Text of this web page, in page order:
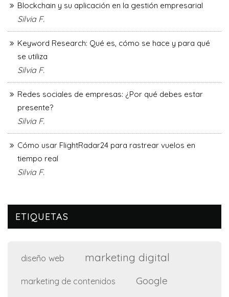
Blockchain y su aplicación en la gestión empresarial
Silvia F.
Keyword Research: Qué es, cómo se hace y para qué
se utiliza
Silvia F.
Redes sociales de empresas: ¿Por qué debes estar
presente?
Silvia F.
Cómo usar FlightRadar24 para rastrear vuelos en
tiempo real
Silvia F.
ETIQUETAS
diseño web marketing digital
marketing de contenidos Google